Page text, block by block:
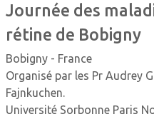
Journée des
rétine de Bobigny
Bobigny - France
Organisé par les Pr Audrey
Fajnkuchen.
Université Sorbonne Paris